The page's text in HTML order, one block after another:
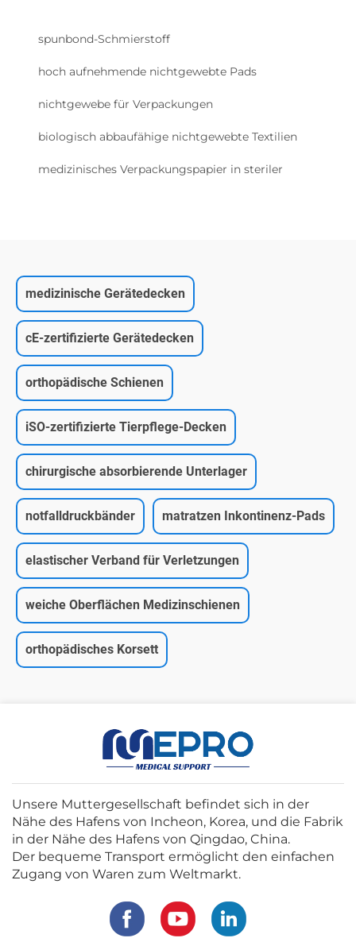
spunbond-Schmierstoff
hoch aufnehmende nichtgewebte Pads
nichtgewebe für Verpackungen
biologisch abbaufähige nichtgewebte Textilien
medizinisches Verpackungspapier in steriler
medizinische Gerätedecken
cE-zertifizierte Gerätedecken
orthopädische Schienen
iSO-zertifizierte Tierpflege-Decken
chirurgische absorbierende Unterlager
notfalldruckbänder matratzen Inkontinenz-Pads
elastischer Verband für Verletzungen
weiche Oberflächen Medizinschienen
orthopädisches Korsett
Unsere Muttergesellschaft befindet sich in der
Nähe des Hafens von Incheon, Korea, und die Fabrik
in der Nähe des Hafens von Qingdao, China.
Der bequeme Transport ermöglicht den einfachen
Zugang von Waren zum Weltmarkt.